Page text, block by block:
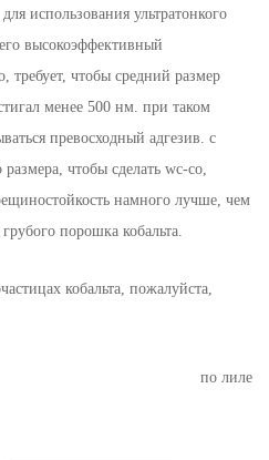
использования ультратонкого
высокоэффективный
требует, чтобы средний размер
менее 500 нм. при таком
превосходный адгезив. с
чтобы сделать wc-co,
намного лучше, чем
порошка кобальта.
кобальта, пожалуйста,
по лиле